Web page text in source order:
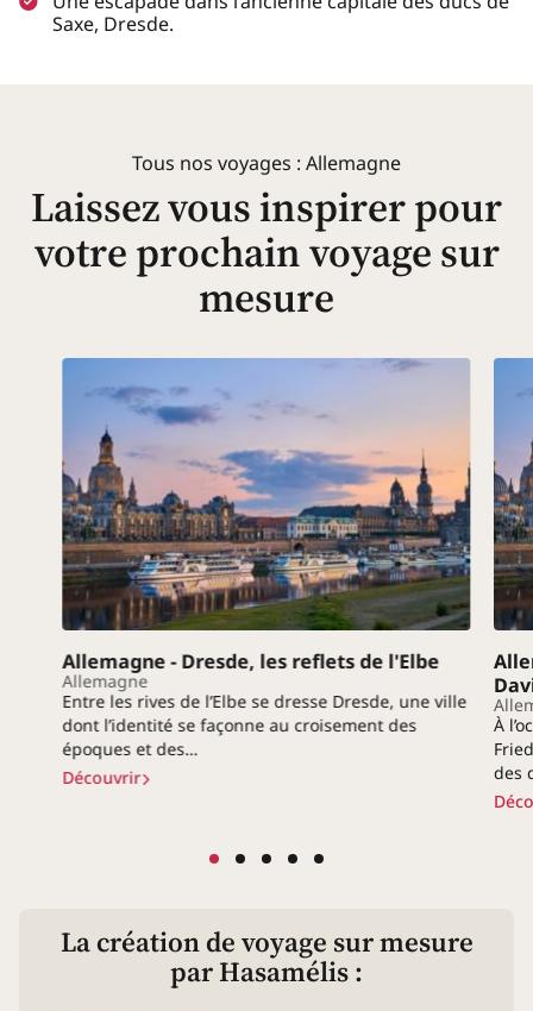
Saxe, Dresde.
Tous nos voyages : Allemagne
Laissez vous inspirer pour
votre prochain voyage sur
mesure
Allemagne - Dresde, les reflets de l'Elbe
Allemagne
Entre les rives de l’Elbe se dresse Dresde, une ville
dont l’identité se façonne au croisement des
époques et des…
Découvrir
À
des
La création de voyage sur mesure
par Hasamélis :